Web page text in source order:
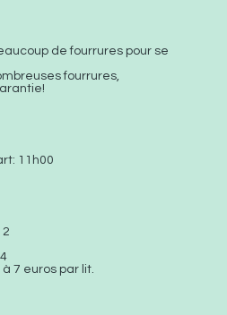
de fourrures pour se
fourrures,
à 7 euros par lit.